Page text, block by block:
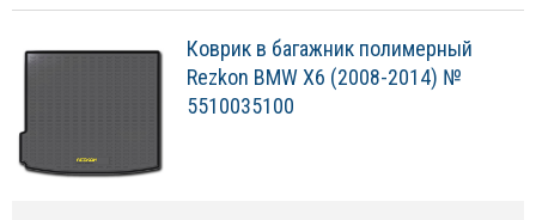
Коврик в багажник полимерный
Rezkon BMW X6 (2008-2014) №
5510035100